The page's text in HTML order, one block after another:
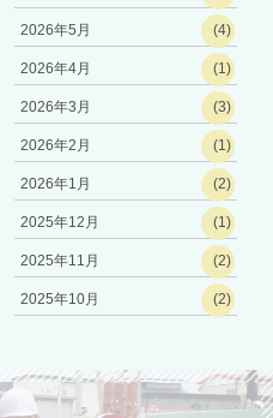
2026年5月 (4)
2026年4月 (1)
2026年3月 (3)
2026年2月 (1)
2026年1月 (2)
2025年12月 (1)
2025年11月 (2)
2025年10月 (2)